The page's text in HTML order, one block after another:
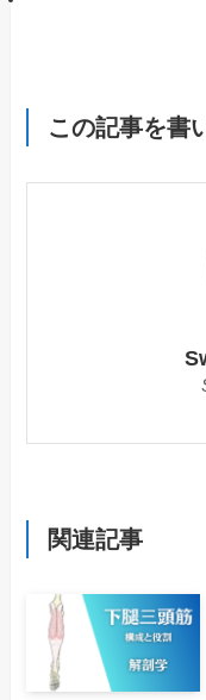
この記事を書
関連記事